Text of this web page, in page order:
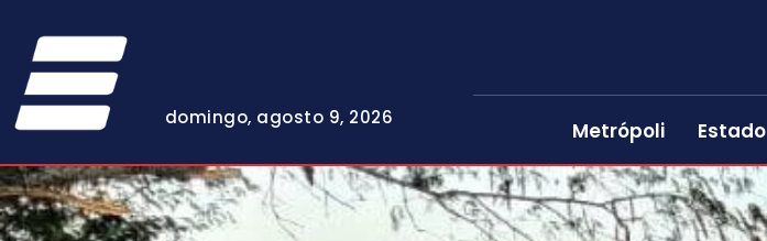
domingo, agosto 9, 2026
Metrópoli Estado